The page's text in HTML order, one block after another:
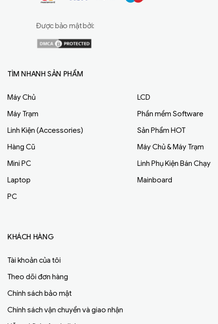
Được bảo mật bởi:
TÌM NHANH SẢN PHẨM
Máy Chủ
Máy Trạm
Linh Kiện (Accessories)
Hàng Cũ
Mini PC
Laptop
PC
LCD
Phần mềm Software
Sản Phẩm HOT
Máy Chủ & Máy Trạm
Linh Phụ Kiện Bán Chạy
Mainboard
KHÁCH HÀNG
Tài khoản của tôi
Theo dõi đơn hàng
Chính sách bảo mật
Chính sách vận chuyển và giao nhận